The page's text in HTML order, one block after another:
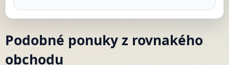
Podobné ponuky z rovnakého
obchodu